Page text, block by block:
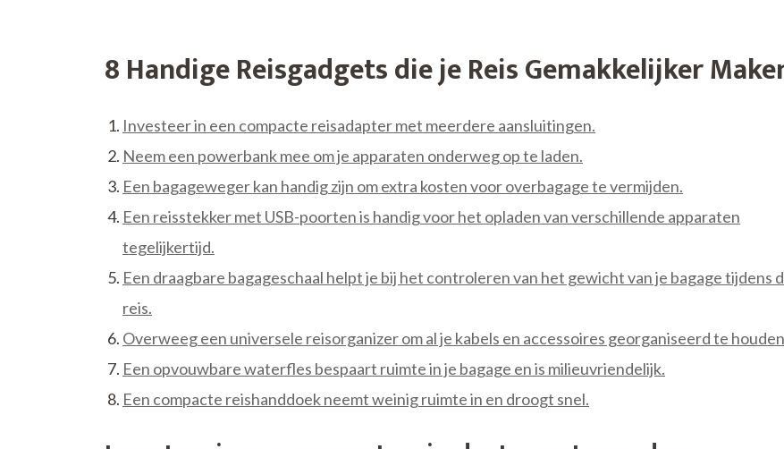
8 Handige Reisgadgets die je Reis Gemakkelijker
Investeer in een compacte reisadapter met meerdere aansluitingen.
Neem een powerbank mee om je apparaten onderweg op te laden.
Een bagageweger kan handig zijn om extra kosten voor overbagage te vermijden.
Een reisstekker met USB-poorten is handig voor het opladen van verschillende apparaten
tegelijkertijd.
Een draagbare bagageschaal helpt je bij het controleren van het gewicht van je bagage tijdens
reis.
Overweeg een universele reisorganizer om al je kabels en accessoires georganiseerd te
Een opvouwbare waterfles bespaart ruimte in je bagage en is milieuvriendelijk.
Een compacte reishanddoek neemt weinig ruimte in en droogt snel.